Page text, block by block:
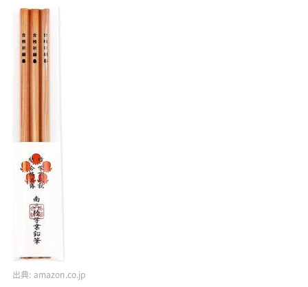
出典: amazon.co.jp